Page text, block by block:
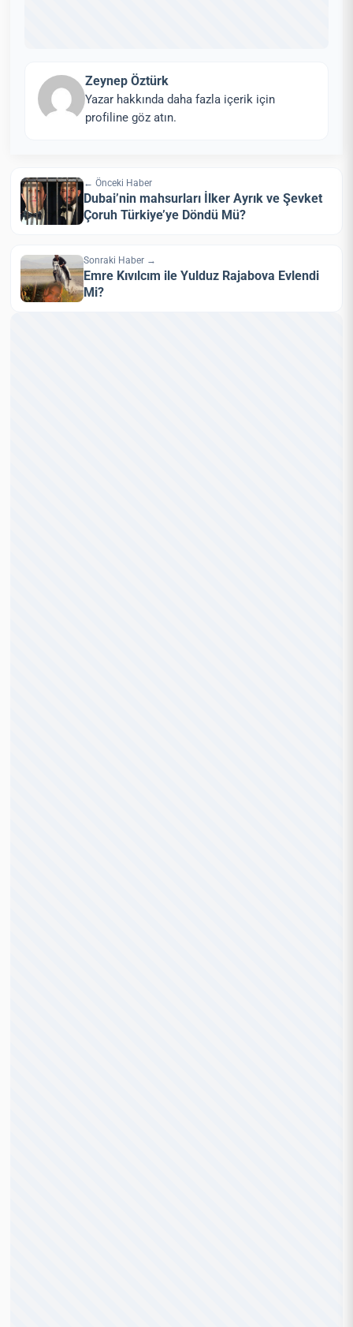
Zeynep Öztürk
Yazar hakkında daha fazla içerik için
profiline göz atın.
← Önceki Haber
Dubai’nin mahsurları İlker Ayrık ve Şevket
Çoruh Türkiye’ye Döndü Mü?
Sonraki Haber →
Emre Kıvılcım ile Yulduz Rajabova Evlendi
Mi?